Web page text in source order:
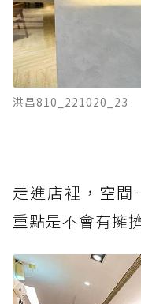
洪昌810_221020_23
走進店裡，空間
重點是不會有擁